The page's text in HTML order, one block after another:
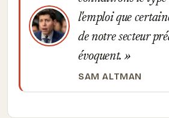
l'emploi que
de notre secteur
évoquent.
SAM ALTMAN